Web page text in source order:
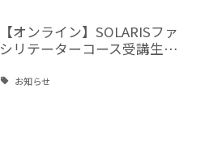
【オンライン】SOLARISファ
シリテーターコース受講生…
お知らせ